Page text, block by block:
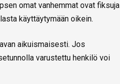
omat vanhemmat ovat fiksuja
käyttäytymään oikein.
aikuismaisesti. Jos
varustettu henkilö voi